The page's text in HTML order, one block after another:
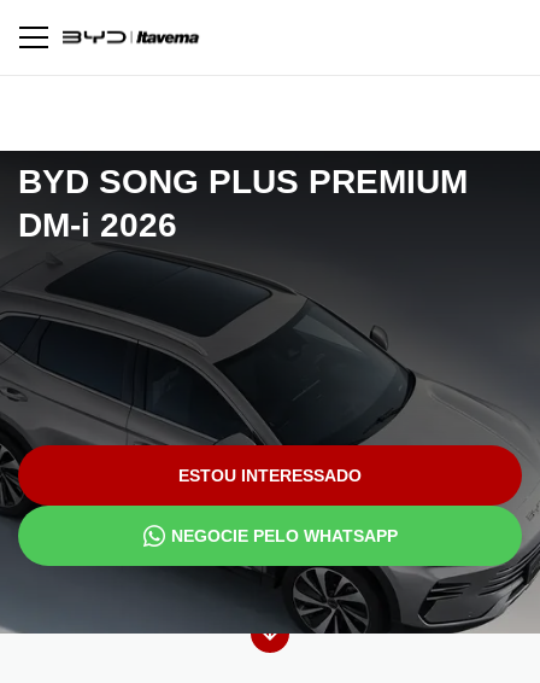
BYD SONG PLUS PREMIUM
DM-i 2026
ESTOU INTERESSADO
NEGOCIE PELO WHATSAPP